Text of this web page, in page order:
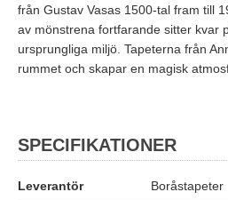
från Gustav Vasas 1500-tal fram till
av mönstrena fortfarande sitter kvar
ursprungliga miljö. Tapeterna från
rummet och skapar en magisk
SPECIFIKATIONER
Leverantör Boråstapeter